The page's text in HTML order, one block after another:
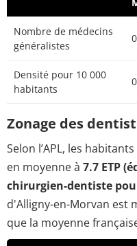
Nombre de médecins
généralistes
0
Densité pour 10 000
habitants
Zonage des
Selon l’APL, les
en moyenne à 7.7 ETP
chirurgien-dentiste
d'Alligny-en-Morvan est
que la moyenne